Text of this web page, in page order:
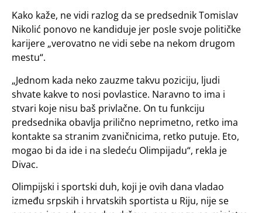
Kako kaže, ne vidi razlog da se predsednik Tomislav
Nikolić ponovo ne kandiduje jer posle svoje političke
karijere „verovatno ne vidi sebe na nekom drugom
mestu“.
„Jednom kada neko zauzme takvu poziciju, ljudi
shvate kakve to nosi povlastice. Naravno to ima i
stvari koje nisu baš privlačne. On tu funkciju
predsednika obavlja prilično neprimetno, retko ima
kontakte sa stranim zvaničnicima, retko putuje. Eto,
mogao bi da ide i na sledeću Olimpijadu“, rekla je
Divac.
Olimpijski i sportski duh, koji je ovih dana vladao
između srpskih i hrvatskih sportista u Riju, nije se